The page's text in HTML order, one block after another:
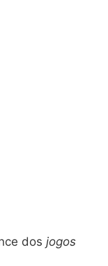
dos jogos